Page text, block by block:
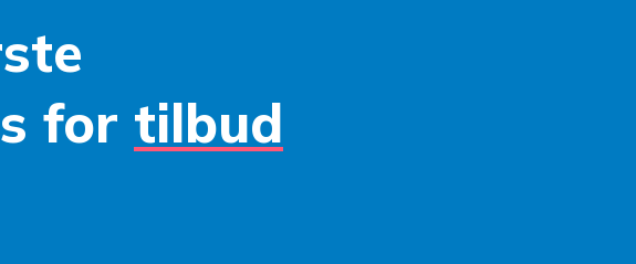
at din smartklokke er både trygg og trendy, uansett hvor eventyret tar
det perfekte
Så, hva venter du på? Gi din Apple Watch series 5 44mm den
den fortjener. Utforsk vårt spennende utvalg av tilbehør og finn dine nye
favoritter i dag!
for tilbud